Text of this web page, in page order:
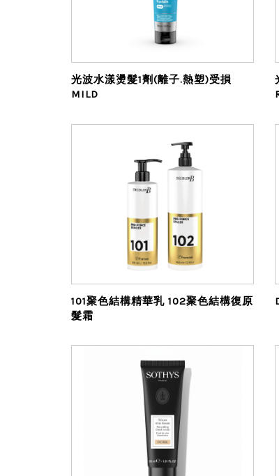
光波水漾燙髮1劑(離子.熱塑)受損
MILD
101聚色結構精華乳 102聚色結構復原
髮霜